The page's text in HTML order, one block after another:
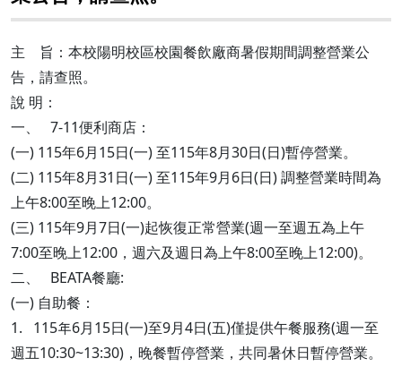
主 旨：本校陽明校區校園餐飲廠商暑假期間調整營業公
告，請查照。
說 明：
一、 7-11便利商店：
(一) 115年6月15日(一) 至115年8月30日(日)暫停營業。
(二) 115年8月31日(一) 至115年9月6日(日) 調整營業時間為
上午8:00至晚上12:00。
(三) 115年9月7日(一)起恢復正常營業(週一至週五為上午
7:00至晚上12:00，週六及週日為上午8:00至晚上12:00)。
二、 BEATA餐廳:
(一) 自助餐：
1. 115年6月15日(一)至9月4日(五)僅提供午餐服務(週一至
週五10:30~13:30)，晚餐暫停營業，共同暑休日暫停營業。